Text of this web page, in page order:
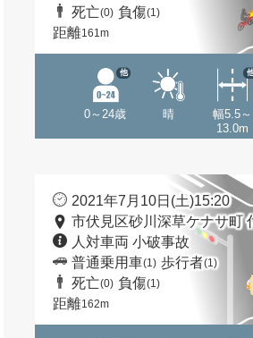
死亡(0) 負傷(1)
距離161m
0～24歳
他
晴
幅5.5～
13.0m
2021年7月10日(土)15:20
市伏見区砂川深草ケナサ町
人対車両 小破事故
普通乗用車(1) 歩行者(1)
死亡(0) 負傷(1)
距離162m